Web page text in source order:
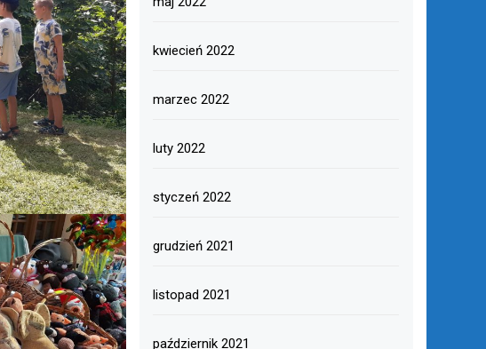
kwiecień 2022
marzec 2022
luty 2022
styczeń 2022
grudzień 2021
listopad 2021
październik 2021